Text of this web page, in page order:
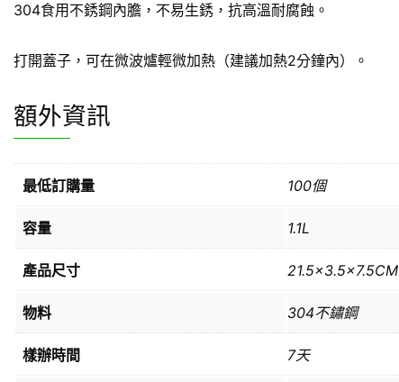
304食用不銹鋼內膽，不易生銹，抗高溫耐腐蝕。
打開蓋子，可在微波爐輕微加熱（建議加熱2分鐘內）。
額外資訊
最低訂購量 100個
容量 1.1L
產品尺寸 21.5×3.5×7.5CM
物料 304不鏽鋼
樣辦時間 7天